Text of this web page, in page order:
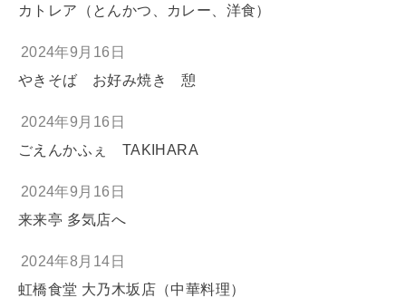
カトレア（とんかつ、カレー、洋食）
2024年9月16日
やきそば お好み焼き 憩
2024年9月16日
ごえんかふぇ TAKIHARA
2024年9月16日
来来亭 多気店へ
2024年8月14日
虹橋食堂 大乃木坂店（中華料理）